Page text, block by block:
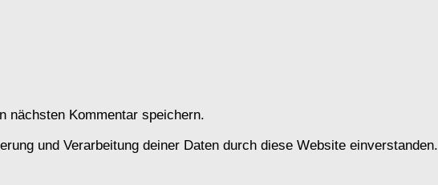
nächsten Kommentar speichern.
und Verarbeitung deiner Daten durch diese Website einverstanden.